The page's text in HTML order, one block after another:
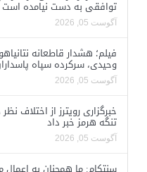
توافقی به دست نیامده است
آگوست 05, 2026
فیلم؛ هشدار قاطعانه
وحیدی، سرکرده سپاه
آگوست 05, 2026
خبرگزاری رویترز از اختلاف
تنگه هرمز خبر داد
آگوست 05, 2026